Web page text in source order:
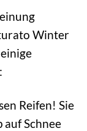
Winter
Reifen! Sie
Schnee